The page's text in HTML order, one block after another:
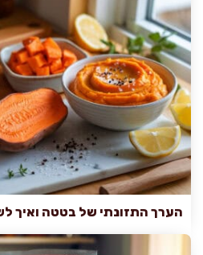
הערך התזונתי של בטטה ואיך